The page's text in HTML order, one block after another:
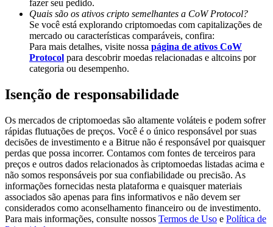
Deposit CASHCAT & Win
Share 500000 CASHCAT prize pool
Register & Trade to Win 500,000 USDT
Precious Metals Trading Carnival
Trade Gold & Silver · 33,333 USDT Bonus
fazer seu pedido.
Quais são os ativos cripto semelhantes a CoW Protocol?
Se você está explorando criptomoedas com capitalizações de
mercado ou características comparáveis, confira:
Para mais detalhes, visite nossa página de ativos CoW
Protocol para descobrir moedas relacionadas e altcoins por
categoria ou desempenho.
Isenção de responsabilidade
Os mercados de criptomoedas são altamente voláteis e podem sofrer
rápidas flutuações de preços. Você é o único responsável por suas
decisões de investimento e a Bitrue não é responsável por quaisquer
perdas que possa incorrer. Contamos com fontes de terceiros para
preços e outros dados relacionados às criptomoedas listadas acima e
não somos responsáveis por sua confiabilidade ou precisão. As
informações fornecidas nesta plataforma e quaisquer materiais
associados são apenas para fins informativos e não devem ser
considerados como aconselhamento financeiro ou de investimento.
Para mais informações, consulte nossos Termos de Uso e Política de